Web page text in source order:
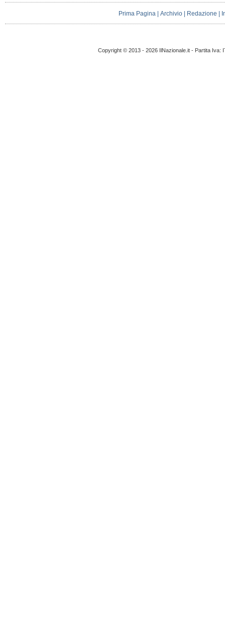
Prima Pagina |Archivio Redazione
Copyright © 2013 - 2026 IlNazionale.it - Partita Iva: